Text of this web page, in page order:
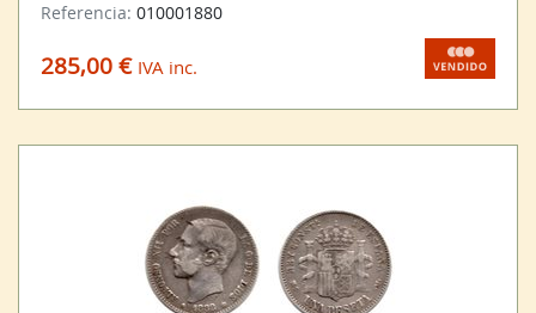
Referencia: 010001880
285,00 € IVA inc.